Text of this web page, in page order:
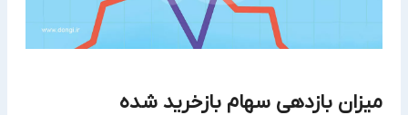
میزان بازدهی سهام بازخرید شده